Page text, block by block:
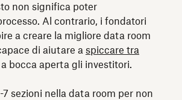
non significa poter
Al contrario, i fondatori
a creare la migliore data room
di aiutare a spiccare tra
bocca aperta gli investitori.
sezioni nella data room per non